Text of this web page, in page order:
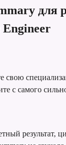
для
Engineer
свою
с самого
результат,